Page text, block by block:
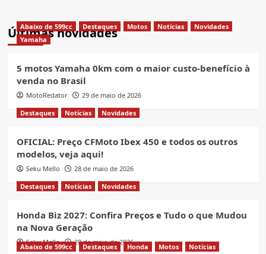
Últimas novidades
Abaixo de 599cc Destaques Motos Notícias
Novidades
Yamaha
5 motos Yamaha 0km com o maior custo-benefício à
venda no Brasil
MotoRedator
29 de maio de 2026
Destaques
Notícias Novidades
OFICIAL: Preço CFMoto Ibex 450 e todos os outros
modelos, veja aqui!
Seku Mello
28 de maio de 2026
Destaques
Notícias Novidades
Honda Biz 2027: Confira Preços e Tudo o que Mudou
na Nova Geração
Seku Mello 28 de maio de 2026
Abaixo de 599cc Destaques Honda Motos
Notícias